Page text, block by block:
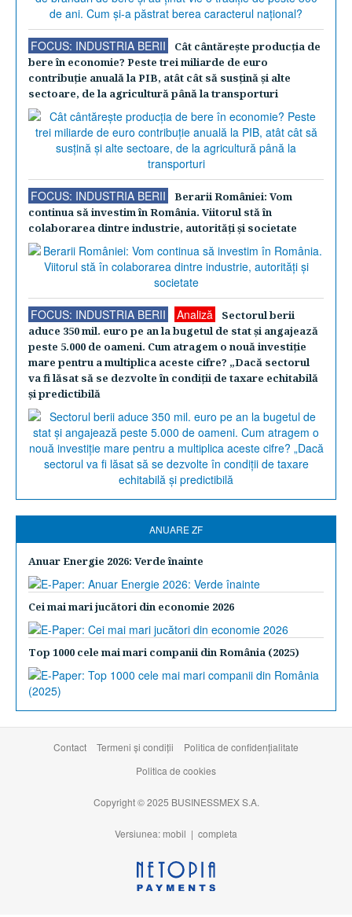
FOCUS: INDUSTRIA BERII
Cât cântăreşte producţia de
bere în economie? Peste trei miliarde de euro
contribuţie anuală la PIB, atât cât să susţină şi alte
sectoare, de la agricultură până la transporturi
FOCUS: INDUSTRIA BERII
Berarii României: Vom
continua să investim în România. Viitorul stă în
colaborarea dintre industrie, autorităţi şi societate
FOCUS: INDUSTRIA BERII Analiză
Sectorul berii
aduce 350 mil. euro pe an la bugetul de stat şi angajează
peste 5.000 de oameni. Cum atragem o nouă investiţie
mare pentru a multiplica aceste cifre? „Dacă sectorul
va fi lăsat să se dezvolte în condiţii de taxare echitabilă
şi predictibilă
ANUARE ZF
Anuar Energie 2026: Verde înainte
Cei mai mari jucători din economie 2026
Top 1000 cele mai mari companii din România (2025)
Contact Termeni şi condiţii
Politica de confidențialitate
Politica de cookies
Copyright © 2025 BUSINESSMEX S.A.
Versiunea: mobil | completa